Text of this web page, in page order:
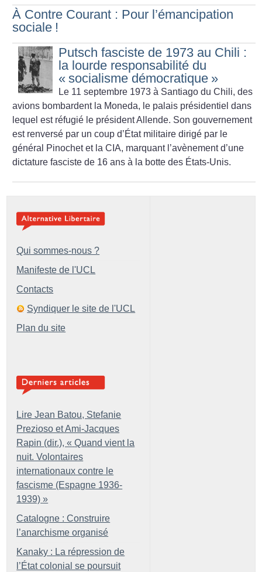
À Contre Courant : Pour l’émancipation
sociale !
Putsch fasciste de 1973 au Chili :
la lourde responsabilité du
« socialisme démocratique »
Le 11 septembre 1973 à Santiago du Chili, des
avions bombardent la Moneda, le palais présidentiel dans
lequel est réfugié le président Allende. Son gouvernement
est renversé par un coup d’État militaire dirigé par le
général Pinochet et la CIA, marquant l’avènement d’une
dictature fasciste de 16 ans à la botte des États-Unis.
Qui sommes-nous ?
Manifeste de l'UCL
Contacts
Syndiquer le site de l'UCL
Plan du site
Lire Jean Batou, Stefanie
Prezioso et Ami-Jacques
Rapin (dir.), « Quand vient la
nuit. Volontaires
internationaux contre le
fascisme (Espagne 1936-
1939) »
Catalogne : Construire
l’anarchisme organisé
Kanaky : La répression de
l’État colonial se poursuit